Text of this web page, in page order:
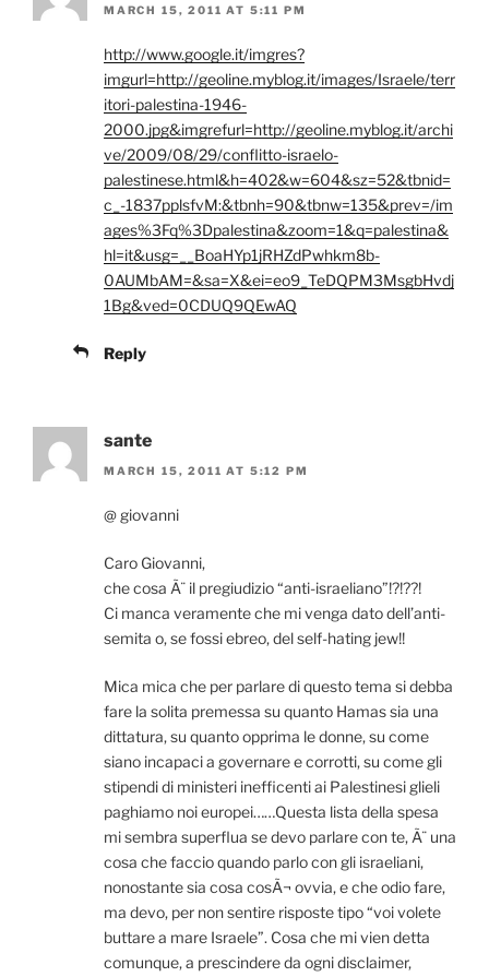
MARCH 15, 2011 AT 5:11 PM
http://www.google.it/imgres?
imgurl=http://geoline.myblog.it/images/Israele/terr
itori-palestina-1946-
2000.jpg&imgrefurl=http://geoline.myblog.it/archi
ve/2009/08/29/conflitto-israelo-
palestinese.html&h=402&w=604&sz=52&tbnid=
c_-1837pplsfvM:&tbnh=90&tbnw=135&prev=/im
ages%3Fq%3Dpalestina&zoom=1&q=palestina&
hl=it&usg=__BoaHYp1jRHZdPwhkm8b-
0AUMbAM=&sa=X&ei=eo9_TeDQPM3MsgbHvdj
1Bg&ved=0CDUQ9QEwAQ
Reply
sante
MARCH 15, 2011 AT 5:12 PM
@ giovanni
Caro Giovanni,
che cosa Ã¨ il pregiudizio “anti-israeliano”!?!??!
Ci manca veramente che mi venga dato dell’anti-
semita o, se fossi ebreo, del self-hating jew!!
Mica mica che per parlare di questo tema si debba
fare la solita premessa su quanto Hamas sia una
dittatura, su quanto opprima le donne, su come
siano incapaci a governare e corrotti, su come gli
stipendi di ministeri inefficenti ai Palestinesi glieli
paghiamo noi europei……Questa lista della spesa
mi sembra superflua se devo parlare con te, Ã¨ una
cosa che faccio quando parlo con gli israeliani,
nonostante sia cosa cosÃ¬ ovvia, e che odio fare,
ma devo, per non sentire risposte tipo “voi volete
buttare a mare Israele”. Cosa che mi vien detta
comunque, a prescindere da ogni disclaimer,